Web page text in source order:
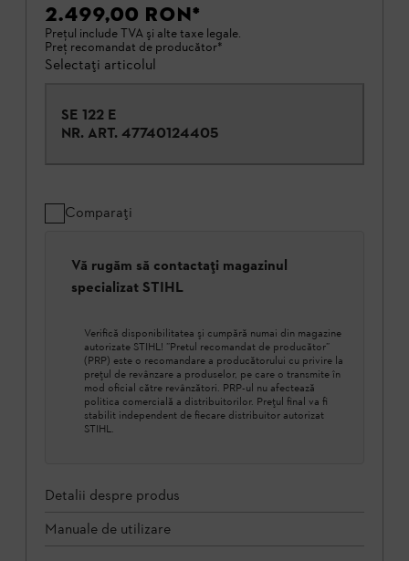
2.499,00 RON*
Preţul include TVA şi alte taxe legale.
Preţ recomandat de producător*
Selectați articolul
SE 122 E
NR. ART. 47740124405
Comparați
Vă rugăm să contactați magazinul
specializat STIHL
Verifică disponibilitatea şi cumpără numai din magazine
autorizate STIHL! ”Pretul recomandat de producător”
(PRP) este o recomandare a producătorului cu privire la
prețul de revânzare a produselor, pe care o transmite în
mod oficial către revânzători. PRP-ul nu afectează
politica comercială a distribuitorilor. Prețul final va fi
stabilit independent de fiecare distribuitor autorizat
STIHL.
Detalii despre produs
Manuale de utilizare